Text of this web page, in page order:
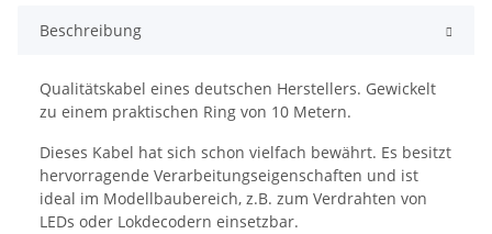
Beschreibung
Qualitätskabel eines deutschen Herstellers. Gewickelt
zu einem praktischen Ring von 10 Metern.
Dieses Kabel hat sich schon vielfach bewährt. Es besitzt
hervorragende Verarbeitungseigenschaften und ist
ideal im Modellbaubereich, z.B. zum Verdrahten von
LEDs oder Lokdecodern einsetzbar.